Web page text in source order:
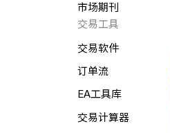
市场期刊
交易工具
交易软件
订单流
EA工具库
交易计算器